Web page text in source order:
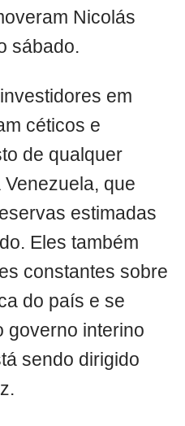
Nicolás
sábado.
em
céticos e
de qualquer
que
estimadas
Eles também
constantes sobre
do país e se
governo interino
sendo dirigido